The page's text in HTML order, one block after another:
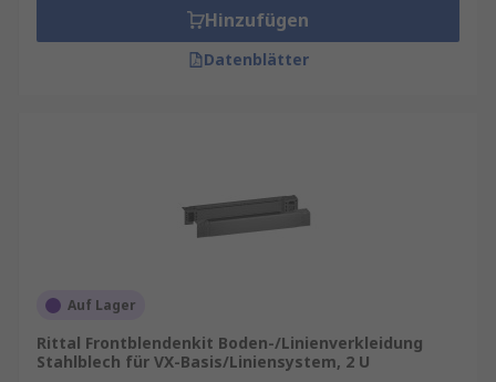
Hinzufügen
Datenblätter
Auf Lager
Rittal Frontblendenkit Boden-/Linienverkleidung
Stahlblech für VX-Basis/Liniensystem, 2 U